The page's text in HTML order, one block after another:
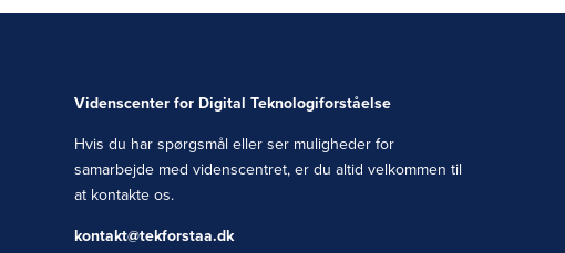
Videnscenter for Digital Teknologiforståelse
Hvis du har spørgsmål eller ser muligheder for
samarbejde med videnscentret, er du altid velkommen til
at kontakte os.
kontakt@tekforstaa.dk